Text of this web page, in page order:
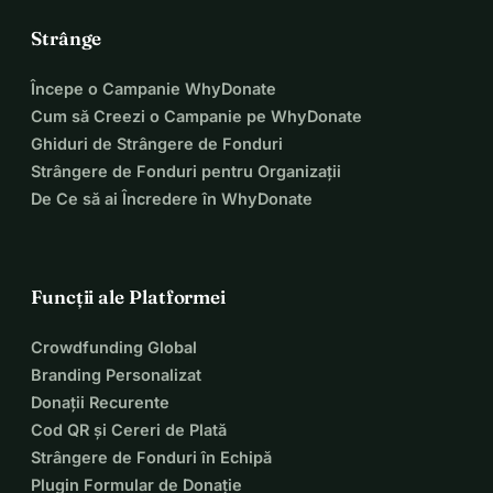
Strânge
Începe o Campanie WhyDonate
Cum să Creezi o Campanie pe WhyDonate
Ghiduri de Strângere de Fonduri
Strângere de Fonduri pentru Organizații
De Ce să ai Încredere în WhyDonate
Funcții ale Platformei
Crowdfunding Global
Branding Personalizat
Donații Recurente
Cod QR și Cereri de Plată
Strângere de Fonduri în Echipă
Plugin Formular de Donație